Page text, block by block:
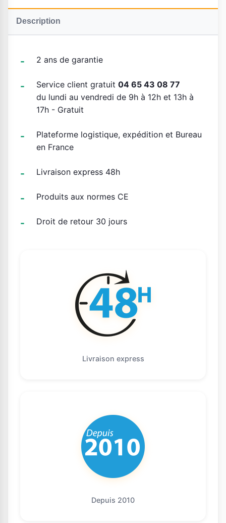
Description
2 ans de garantie
Service client gratuit 04 65 43 08 77
du lundi au vendredi de 9h à 12h et 13h à
17h - Gratuit
Plateforme logistique, expédition et Bureau
en France
Livraison express 48h
Produits aux normes CE
Droit de retour 30 jours
Livraison express
Depuis 2010